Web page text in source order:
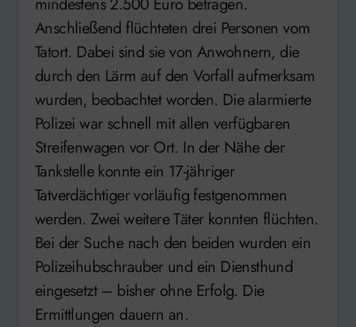
Anschließend flüchteten drei Personen vom
Tatort. Dabei sind sie von Anwohnern, die
durch den Lärm auf den Vorfall aufmerksam
wurden, beobachtet worden. Die alarmierte
Polizei war schnell mit allen verfügbaren
Streifenwagen vor Ort. In der Nähe der
Tankstelle konnte ein 17-jähriger
Tatverdächtiger vorläufig festgenommen
werden. Zwei weitere Täter konnten flüchten.
Bei der Suche nach den beiden wurden ein
Polizeihubschrauber und ein Diensthund
eingesetzt – bisher ohne Erfolg. Die
Ermittlungen dauern an.